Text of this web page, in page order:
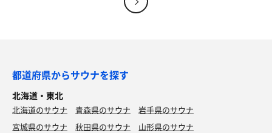
都道府県からサウナを探す
北海道・東北
北海道のサウナ 青森県のサウナ
岩手県のサウナ
宮城県のサウナ
秋田県のサウナ
山形県のサウナ